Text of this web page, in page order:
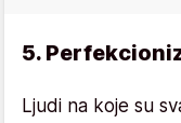
5.
Ljudi na koje su